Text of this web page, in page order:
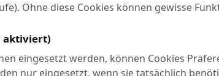
Ohne diese Cookies können gewisse
aktiviert)
eingesetzt werden, können Cookies
nur eingesetzt, wenn sie tatsächlich